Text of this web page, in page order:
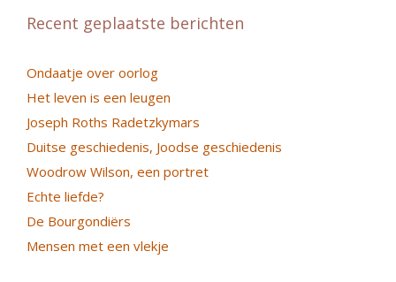
Recent geplaatste berichten
Ondaatje over oorlog
Het leven is een leugen
Joseph Roths Radetzkymars
Duitse geschiedenis, Joodse geschiedenis
Woodrow Wilson, een portret
Echte liefde?
De Bourgondiërs
Mensen met een vlekje